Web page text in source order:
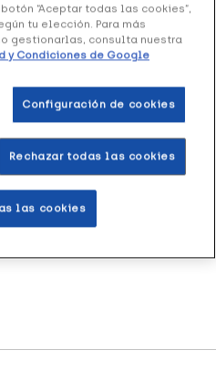
Kids Sun Spray Pistola
ha sido creado para
a los niños menores de un
“Aceptar todas las cookies”,
tu elección. Para más
gestionarlas, consulta nuestra
y Condiciones de Google
Configuración de cookies
Rechazar todas las cookies
las cookies